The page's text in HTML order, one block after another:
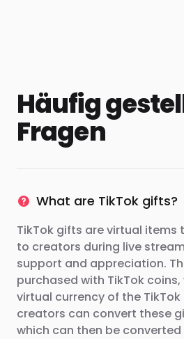
Häufig
Fragen
What are TikTok gifts?
TikTok gifts are virtual items
to creators during live
support and appreciation.
purchased with TikTok
virtual currency of the
creators can convert these
which can then be